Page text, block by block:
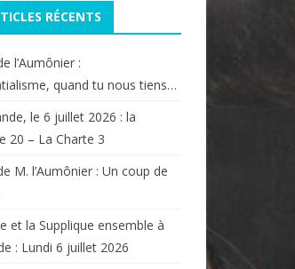
RÉCENTS
l’Aumônier :
quand tu nous tiens…
le 6 juillet 2026 : la
20 – La Charte 3
M. l’Aumônier : Un coup de
et la Supplique ensemble à
: Lundi 6 juillet 2026